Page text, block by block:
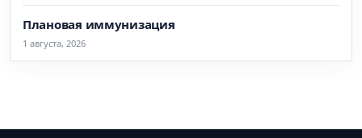
Плановая иммунизация
1 августа, 2026